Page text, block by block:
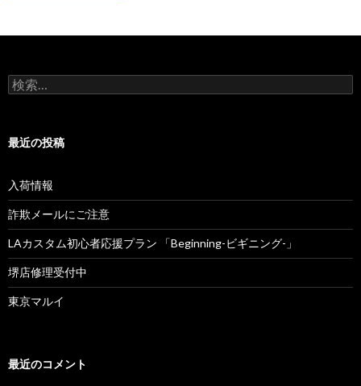
検
索
最近の投稿
入荷情報
詐欺メールにご注意
LAカスタム初心者応援プラン 「Beginning-ビギニング-」
堺店修理受付中
東京マルイ
最近のコメント